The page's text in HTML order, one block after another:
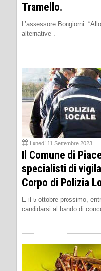
Tramello.
L’assessore Bongiorni:
alternative”.
Lunedì 11 Settembre 2023
Il Comune di
specialisti di
Corpo di Polizia
E il 5 ottobre prossimo,
candidarsi al bando di